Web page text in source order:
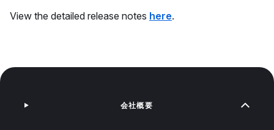
View the detailed release notes here.
会社概要